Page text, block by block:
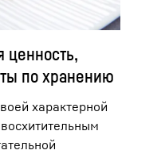
по хранению
характерной